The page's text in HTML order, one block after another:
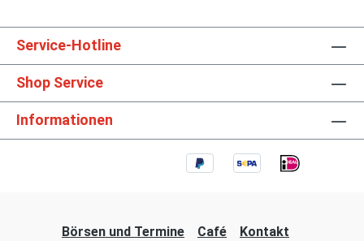
Service-Hotline
Shop Service
Informationen
Börsen und Termine Café
Kontakt